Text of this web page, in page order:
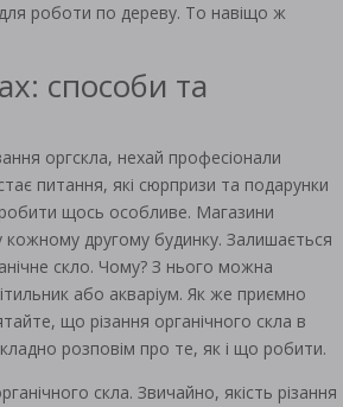
для роботи по дереву. То навіщо ж
способи та
оргскла, нехай професіонали
питання, які сюрпризи та подарунки
щось особливе. Магазини
другому будинку. Залишається
скло. Чому? З нього можна
або акваріум. Як же приємно
що різання органічного скла в
розповім про те, як і що робити.
скла. Звичайно, якість різання